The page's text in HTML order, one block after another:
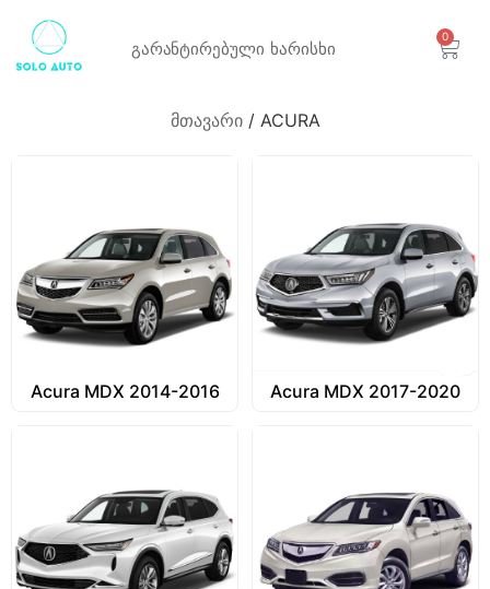
გარანტირებული ხარისხი
0
მთავარი/ ACURA
Acura MDX 2014-2016 Acura MDX 2017-2020